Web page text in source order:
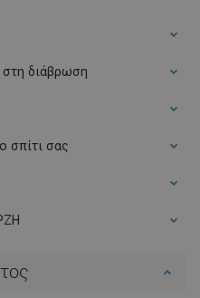
διάβρωση
σπίτι σας